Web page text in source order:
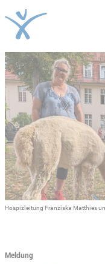
ZUM
ZUR SUCHE
Hospizleitung Franziska Matthies
Meldung